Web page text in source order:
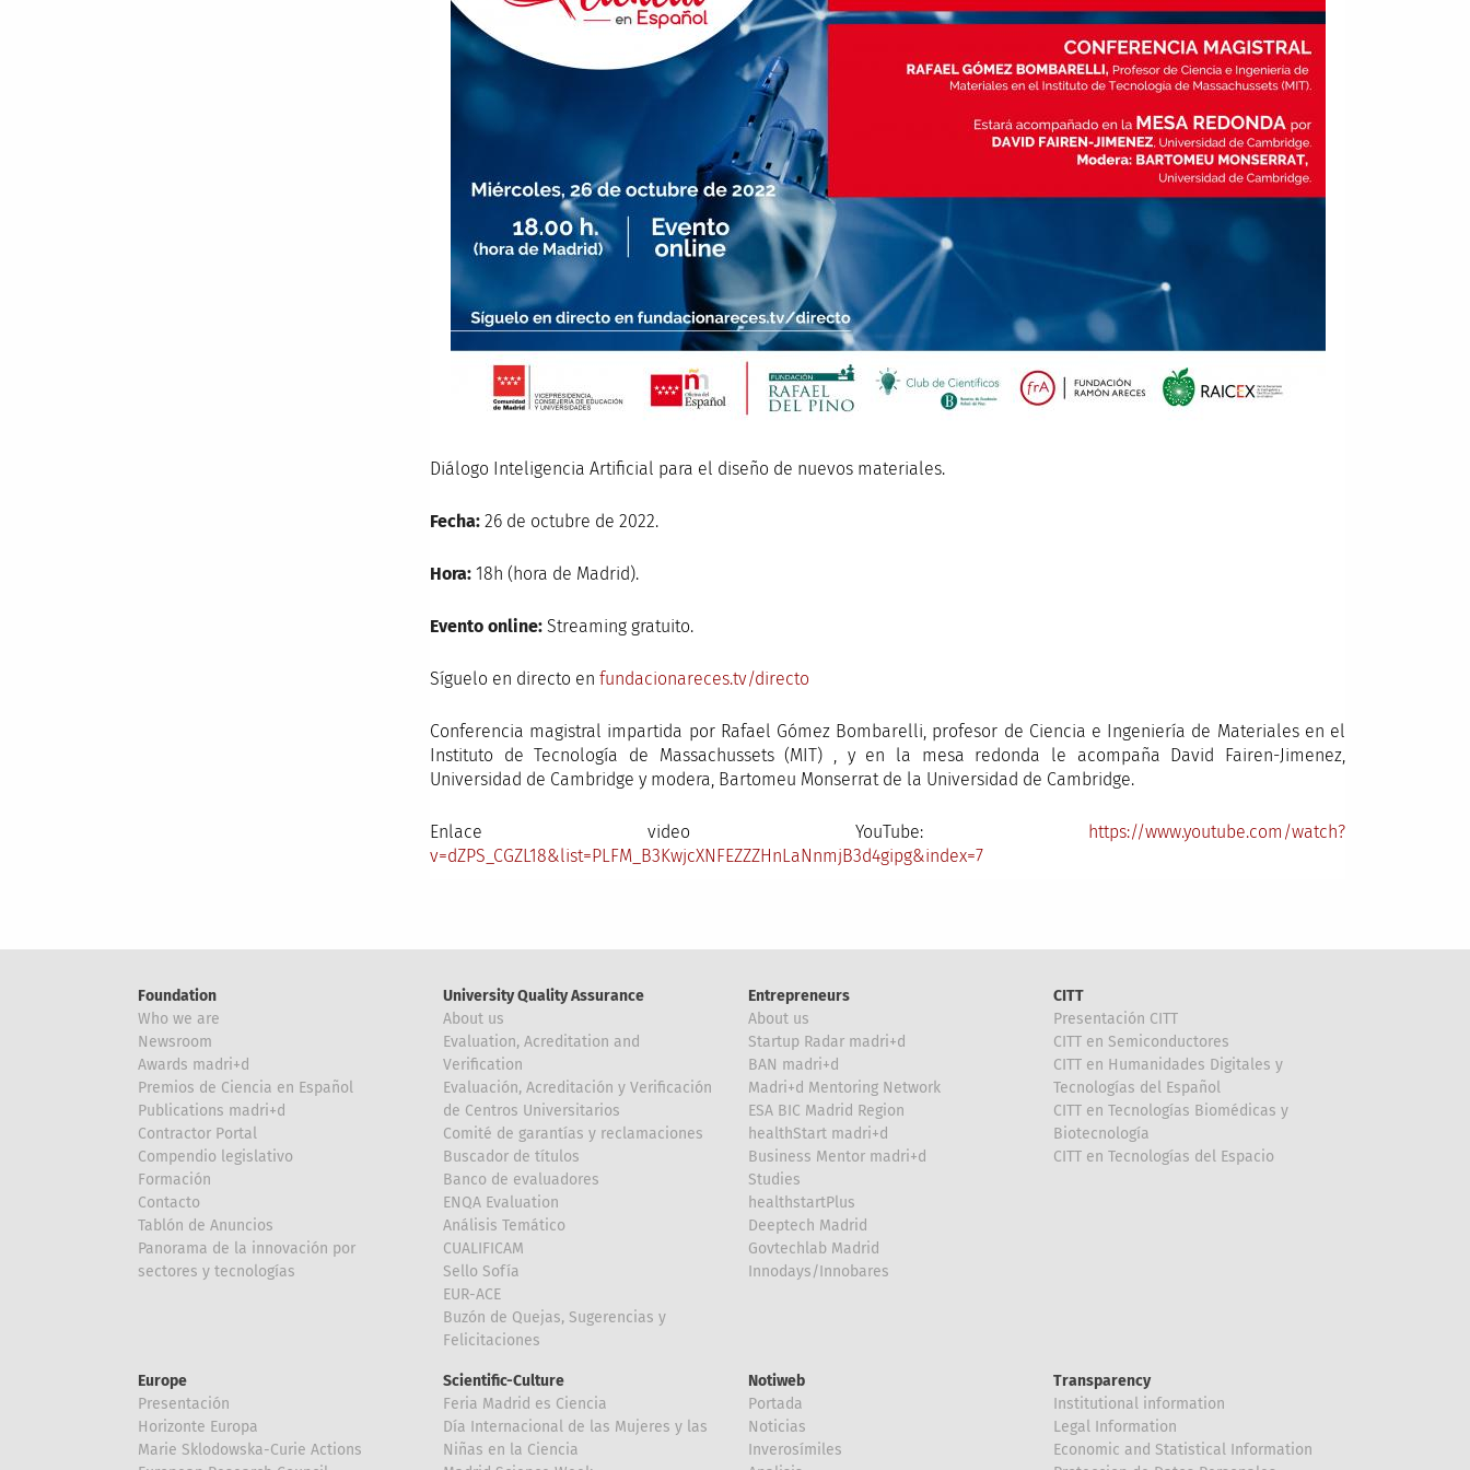
Diálogo Inteligencia Artificial para el diseño de nuevos materiales.
Fecha: 26 de octubre de 2022.
Hora: 18h (hora de Madrid).
Evento online: Streaming gratuito.
Síguelo en directo en fundacionareces.tv/directo
Conferencia magistral impartida por Rafael Gómez Bombarelli, profesor de Ciencia e Ingeniería de Materiales en el
Instituto de Tecnología de Massachussets (MIT) , y en la mesa redonda le acompaña David Fairen-Jimenez,
Universidad de Cambridge y modera, Bartomeu Monserrat de la Universidad de Cambridge.
Enlace video YouTube: https://www.youtube.com/watch?
v=dZPS_CGZL18&list=PLFM_B3KwjcXNFEZZZHnLaNnmjB3d4gipg&index=7
Foundation
Who we are
Newsroom
Awards madri+d
Premios de Ciencia en Español
Publications madri+d
Contractor Portal
Compendio legislativo
Formación
Contacto
Tablón de Anuncios
Panorama de la innovación por
sectores y tecnologías
University Quality Assurance
About us
Evaluation, Acreditation and
Verification
Evaluación, Acreditación y Verificación
de Centros Universitarios
Comité de garantías y reclamaciones
Buscador de títulos
Banco de evaluadores
ENQA Evaluation
Análisis Temático
CUALIFICAM
Sello Sofía
EUR-ACE
Buzón de Quejas, Sugerencias y
Felicitaciones
Entrepreneurs
About us
Startup Radar madri+d
BAN madri+d
Madri+d Mentoring Network
ESA BIC Madrid Region
healthStart madri+d
Business Mentor madri+d
Studies
healthstartPlus
Deeptech Madrid
Govtechlab Madrid
Innodays/Innobares
CITT
Presentación CITT
CITT en Semiconductores
CITT en Humanidades Digitales y
Tecnologías del Español
CITT en Tecnologías Biomédicas y
Biotecnología
CITT en Tecnologías del Espacio
Europe
Presentación
Horizonte Europa
Marie Sklodowska-Curie Actions
Scientific-Culture
Feria Madrid es Ciencia
Día Internacional de las Mujeres y las
Niñas en la Ciencia
Notiweb
Portada
Noticias
Inverosímiles
Transparency
Institutional information
Legal Information
Economic and Statistical Information